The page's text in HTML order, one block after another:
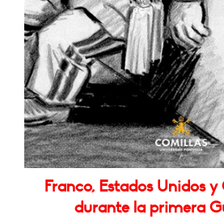
Franco, Estados Unidos
durante la primera